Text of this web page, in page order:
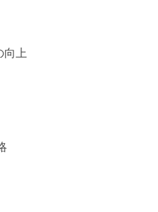
向上